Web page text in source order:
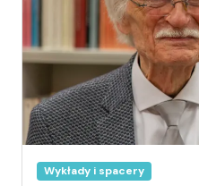
Wykłady i spacery